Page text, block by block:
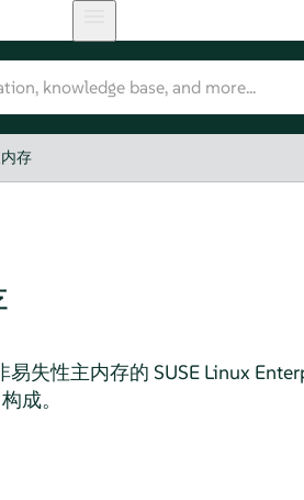
存
易失性主内存的 SUSE Linux
成。